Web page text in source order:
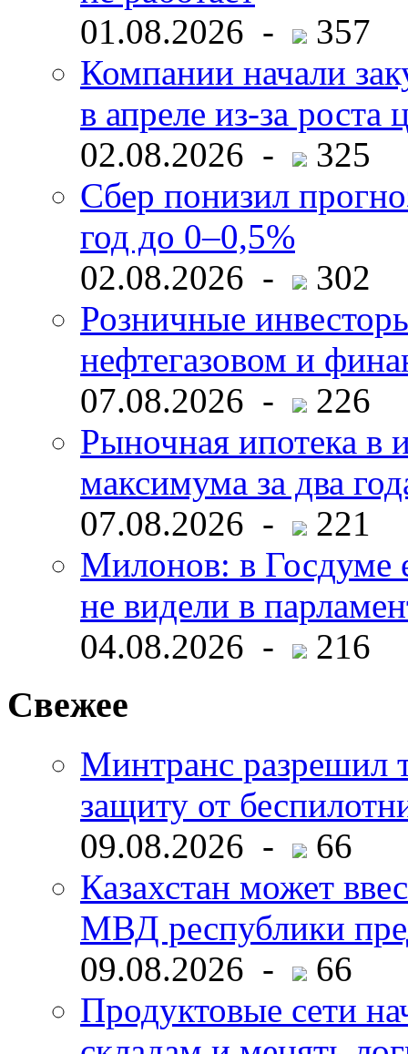
01.08.2026 -
357
Компании начали
в апреле из-за роста
02.08.2026 -
325
Сбер понизил
год до 0–0,5%
02.08.2026 -
302
Розничные
нефтегазовом и
07.08.2026 -
226
Рыночная ипотека в
максимума за два
07.08.2026 -
221
Милонов: в Госдуме
не видели в
04.08.2026 -
216
Свежее
Минтранс разрешил
защиту от
09.08.2026 -
66
Казахстан может
МВД республики
09.08.2026 -
66
Продуктовые сети